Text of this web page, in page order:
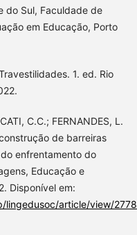
do Sul, Faculdade de
em Educação, Porto
1. ed. Rio
C.C.; FERNANDES, L.
de barreiras
enfrentamento do
Educação e
Disponível em:
article/view/2778